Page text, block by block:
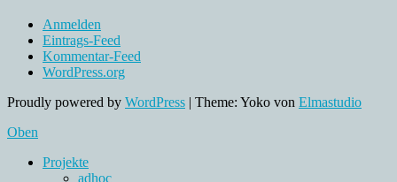
Anmelden
Eintrags-Feed
Kommentar-Feed
WordPress.org
Proudly powered by WordPress | Theme: Yoko von Elmastudio
Oben
Projekte
adhoc